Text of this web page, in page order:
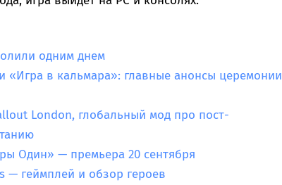
одним днем
«Игра в кальмара»: главные анонсы церемонии
London, глобальный мод про пост-
Один» — премьера 20 сентября
— геймплей и обзор героев